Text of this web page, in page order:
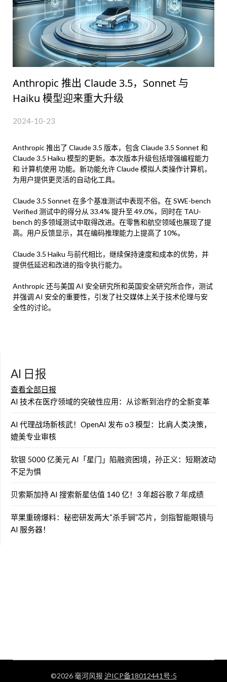
Anthropic 推出 Claude 3.5，Sonnet 与
Haiku 模型迎来重大升级
2024-10-23
Anthropic 推出了 Claude 3.5 版本，包含 Claude 3.5 Sonnet 和
Claude 3.5 Haiku 模型的更新。本次版本升级包括增强编程能力
和 计算机使用 功能。新功能允许 Claude 模拟人类操作计算机，
为用户提供更灵活的自动化工具。
Claude 3.5 Sonnet 在多个基准测试中表现不俗。在 SWE-bench
Verified 测试中的得分从 33.4% 提升至 49.0%，同时在 TAU-
bench 的多领域测试中取得改进。在零售和航空领域也展现了提
高。用户反馈显示，其在编码推理能力上提高了 10%。
Claude 3.5 Haiku 与前代相比，继续保持速度和成本的优势，并
提供低延迟和改进的指令执行能力。
Anthropic 还与美国 AI 安全研究所和英国安全研究所合作，测试
并强调 AI 安全的重要性，引发了社交媒体上关于技术伦理与安
全性的讨论。
AI 日报
查看全部日报
AI 技术在医疗领域的突破性应用：从诊断到治疗的全新变革
AI 代理战场新核武！OpenAI 发布 o3 模型：比肩人类决策，
媲美专业审核
软银 5000 亿美元 AI「星门」陷融资困境，孙正义：短期波动
不足为惧
贝索斯加持 AI 搜索新星估值 140 亿！3 年超谷歌 7 年成绩
苹果重磅爆料：秘密研发两大“杀手锏”芯片，剑指智能眼镜与
AI 服务器！
©2026 毫河风报 沪ICP备18012441号-5